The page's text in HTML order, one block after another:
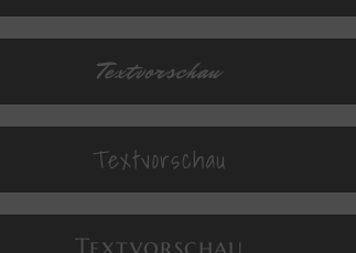
Textvorschau
Textvorschau
Textvorschau